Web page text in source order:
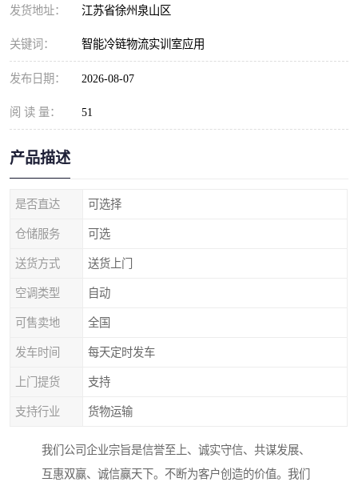
发货地址： 江苏省徐州泉山区
关键词： 智能冷链物流实训室应用
发布日期： 2026-08-07
阅 读 量： 51
产品描述
是否直达 可选择
仓储服务 可选
送货方式 送货上门
空调类型 自动
可售卖地 全国
发车时间 每天定时发车
上门提货 支持
支持行业 货物运输
我们公司企业宗旨是信誉至上、诚实守信、共谋发展、
互惠双赢、诚信赢天下。不断为客户创造的价值。我们